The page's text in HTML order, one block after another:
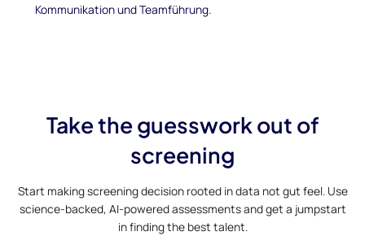
Kommunikation und Teamführung.
Take the guesswork out of
screening
Start making screening decision rooted in data not gut feel. Use
science-backed, AI-powered assessments and get a jumpstart
in finding the best talent.